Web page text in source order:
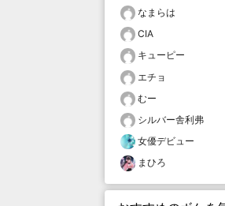
なまらは
CIA
キューピー
エチョ
むー
シルバー舎利弗
女優デビュー
まひろ